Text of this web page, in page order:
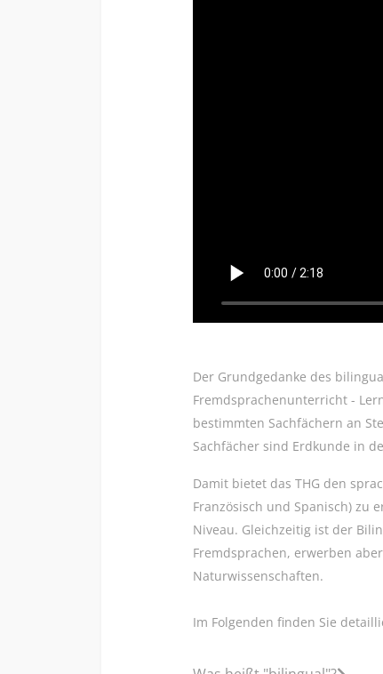
Der Grundgedanke des
Fremdsprachenunterricht -
bestimmten Sachfächern an
Sachfächer sind Erdkunde in
Damit bietet das THG den
Französisch und Spanisch) zu
Niveau. Gleichzeitig ist der
Fremdsprachen, erwerben
Naturwissenschaften.
Im Folgenden finden Sie